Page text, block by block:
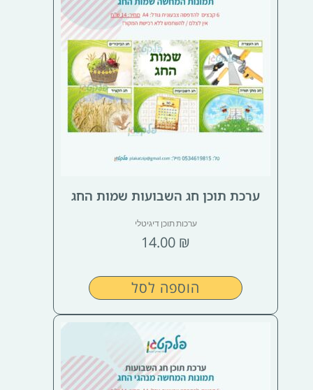
ערכת תוכן חג השבועות שמות החג
ערכות תוכן דיגיטלי
14.00 ₪
הוספה לסל